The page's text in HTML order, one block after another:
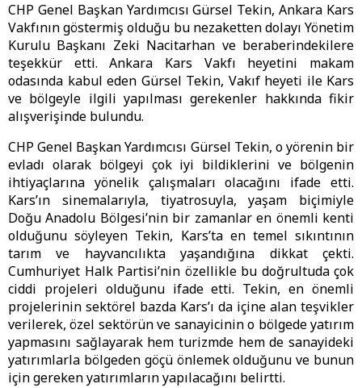
CHP Genel Başkan Yardımcısı Gürsel Tekin, Ankara Kars
Vakfının göstermiş olduğu bu nezaketten dolayı Yönetim
Kurulu Başkanı Zeki Nacitarhan ve beraberindekilere
teşekkür etti. Ankara Kars Vakfı heyetini makam
odasında kabul eden Gürsel Tekin, Vakıf heyeti ile Kars
ve bölgeyle ilgili yapılması gerekenler hakkında fikir
alışverişinde bulundu.
CHP Genel Başkan Yardımcısı Gürsel Tekin, o yörenin bir
evladı olarak bölgeyi çok iyi bildiklerini ve bölgenin
ihtiyaçlarına yönelik çalışmaları olacağını ifade etti.
Kars’ın sinemalarıyla, tiyatrosuyla, yaşam biçimiyle
Doğu Anadolu Bölgesi’nin bir zamanlar en önemli kenti
olduğunu söyleyen Tekin, Kars’ta en temel sıkıntının
tarım ve hayvancılıkta yaşandığına dikkat çekti.
Cumhuriyet Halk Partisi’nin özellikle bu doğrultuda çok
ciddi projeleri olduğunu ifade etti. Tekin, en önemli
projelerinin sektörel bazda Kars’ı da içine alan teşvikler
verilerek, özel sektörün ve sanayicinin o bölgede yatırım
yapmasını sağlayarak hem turizmde hem de sanayideki
yatırımlarla bölgeden göçü önlemek olduğunu ve bunun
için gereken yatırımların yapılacağını belirtti.